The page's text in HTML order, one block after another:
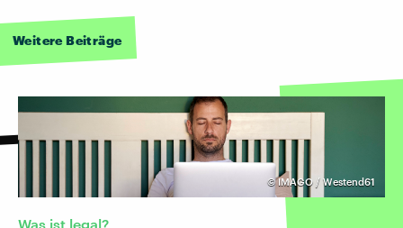
Weitere Beiträge
©IMAGO / Westend61
Was ist legal?